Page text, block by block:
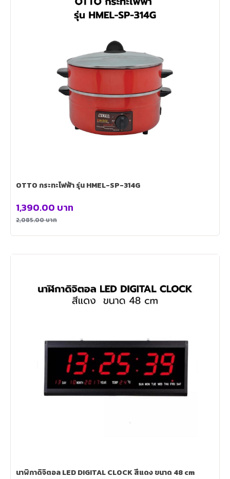
OTTO กระทะไฟฟ้า รุ่น HMEL-SP-314G
2,085.00บาท
1,390.00 บาท
นาฬิกาดิจิตอล LED DIGITAL CLOCK สีแดง ขนาด 48 cm